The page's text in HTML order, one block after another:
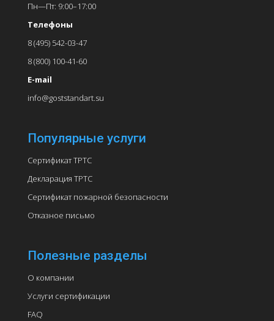
Пн—Пт: 9:00–17:00
Телефоны
8 (495) 542-03-47
8 (800) 100-41-60
E-mail
info@goststandart.su
Популярные услуги
Сертификат ТРТС
Декларация ТРТС
Сертификат пожарной безопасности
Отказное письмо
Полезные разделы
О компании
Услуги сертификации
FAQ